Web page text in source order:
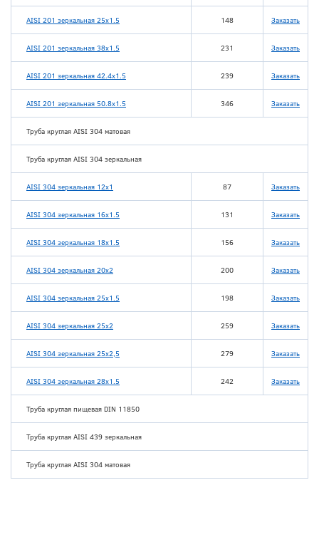
AISI 201 зеркальная 25х1.5 148 Заказать
AISI 201 зеркальная 38х1.5 231 Заказать
AISI 201 зеркальная 42.4х1.5 239 Заказать
AISI 201 зеркальная 50.8х1.5 346 Заказать
Труба круглая AISI 304 матовая
Труба круглая AISI 304 зеркальная
AISI 304 зеркальная 12х1 87 Заказать
AISI 304 зеркальная 16х1.5 131 Заказать
AISI 304 зеркальная 18х1.5 156 Заказать
AISI 304 зеркальная 20х2 200 Заказать
AISI 304 зеркальная 25х1.5 198 Заказать
AISI 304 зеркальная 25х2 259 Заказать
AISI 304 зеркальная 25х2,5 279 Заказать
AISI 304 зеркальная 28х1.5 242 Заказать
Труба круглая пищевая DIN 11850
Труба круглая AISI 439 зеркальная
Труба круглая AISI 304 матовая